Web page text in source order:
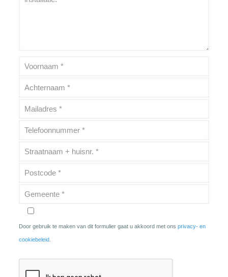
Door gebruik te maken van dit formulier gaat u akkoord met ons privacy- en
cookiebeleid.